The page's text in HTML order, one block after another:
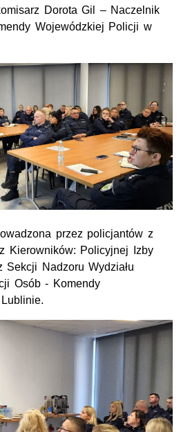
Dorota Gil – Naczelnik
Wojewódzkiej Policji w
przez policjantów z
Kierowników: Policyjnej Izby
Nadzoru Wydziału
Osób - Komendy